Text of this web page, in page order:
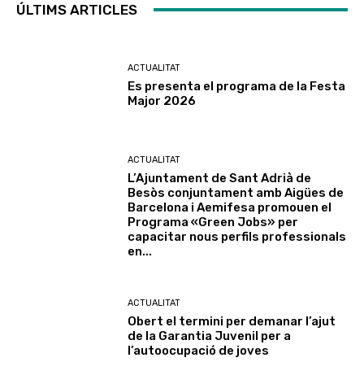
ÚLTIMS ARTICLES
ACTUALITAT
Es presenta el programa de la Festa
Major 2026
ACTUALITAT
L’Ajuntament de Sant Adrià de
Besòs conjuntament amb Aigües de
Barcelona i Aemifesa promouen el
Programa «Green Jobs» per
capacitar nous perfils professionals
en...
ACTUALITAT
Obert el termini per demanar l’ajut
de la Garantia Juvenil per a
l’autoocupació de joves